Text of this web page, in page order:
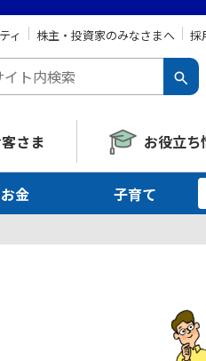
ィ 株主・投資家のみなさまへ 採
さま お役立ち
お金 子育て